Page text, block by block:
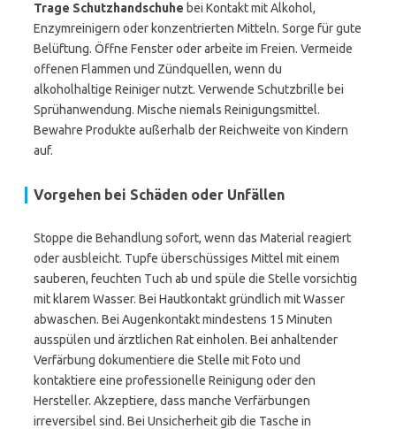
Trage Schutzhandschuhe bei Kontakt mit Alkohol,
Enzymreinigern oder konzentrierten Mitteln. Sorge für gute
Belüftung. Öffne Fenster oder arbeite im Freien. Vermeide
offenen Flammen und Zündquellen, wenn du
alkoholhaltige Reiniger nutzt. Verwende Schutzbrille bei
Sprühanwendung. Mische niemals Reinigungsmittel.
Bewahre Produkte außerhalb der Reichweite von Kindern
auf.
Vorgehen bei Schäden oder Unfällen
Stoppe die Behandlung sofort, wenn das Material reagiert
oder ausbleicht. Tupfe überschüssiges Mittel mit einem
sauberen, feuchten Tuch ab und spüle die Stelle vorsichtig
mit klarem Wasser. Bei Hautkontakt gründlich mit Wasser
abwaschen. Bei Augenkontakt mindestens 15 Minuten
ausspülen und ärztlichen Rat einholen. Bei anhaltender
Verfärbung dokumentiere die Stelle mit Foto und
kontaktiere eine professionelle Reinigung oder den
Hersteller. Akzeptiere, dass manche Verfärbungen
irreversibel sind. Bei Unsicherheit gib die Tasche in